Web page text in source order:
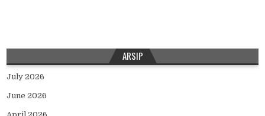
ARSIP
July 2026
June 2026